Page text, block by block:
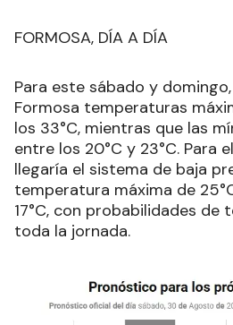
FORMOSA, DÍA A DÍA
Para este sábado y
Formosa temperaturas
los 33°C, mientras que las
entre los 20°C y 23°C. Para
llegaría el sistema de baja
temperatura máxima de
17°C, con probabilidades
toda la jornada.